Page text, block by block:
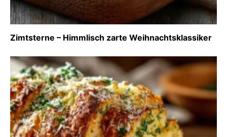
Zimtsterne – Himmlisch zarte Weihnachtsklassiker